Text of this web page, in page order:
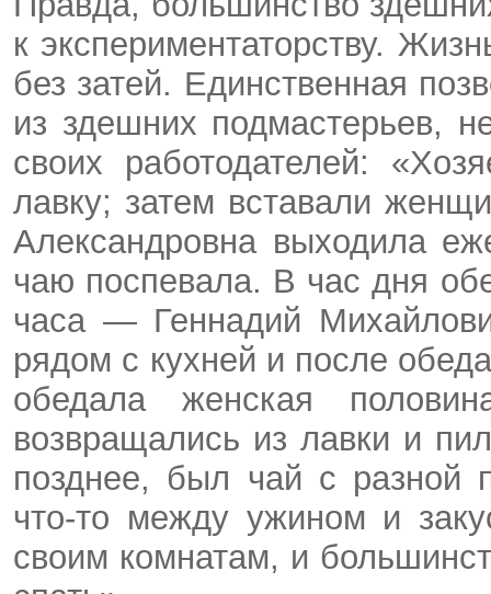
к экспериментаторству.
без затей. Единственная
из здешних подмастерьев,
своих работодателей:
лавку; затем вставали
Александровна выходила
чаю поспевала. В час дня
часа — Геннадий
рядом с кухней и после
обедала женская
возвращались из лавки и
поз­днее, был чай с разной
что-то между ужином и
своим комнатам, и